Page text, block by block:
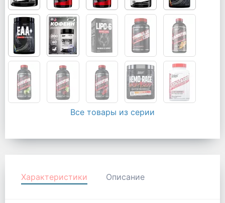
Все товары из серии
Характеристики Описание